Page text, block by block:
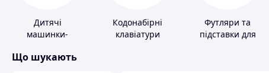
Дитячі
машинки-
Кодонабірні
клавіатури
Футляри та
підставки для
Що шукають